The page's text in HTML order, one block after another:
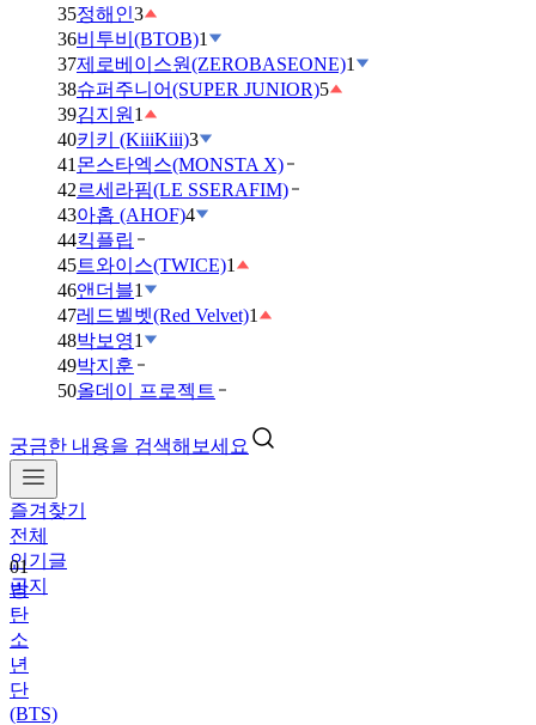
35정해인3
36비투비(BTOB)1
37제로베이스원(ZEROBASEONE)1
38슈퍼주니어(SUPER JUNIOR)5
39김지원 1
40키키 (KiiiKiii)3
41 몬스타엑스(MONSTA X)
42르세라핌(LE SSERAFIM)
43아홉 (AHOF)4
44킥플립
45트와이스(TWICE)1
46앤더블1
47레드벨벳(Red Velvet)1
48박보영1
49박지훈
50올데이 프로젝트
궁금한 내용을 검색해보세요
즐겨찾기
전체
인기글
공지
01
방
탄
소
년
단
(BTS)
02